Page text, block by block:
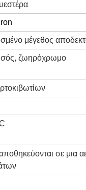
μέγεθος
ζωηρόχρωμο
σε μια